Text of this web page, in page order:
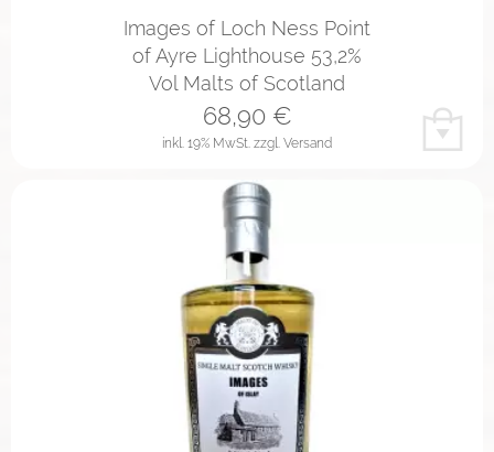
Images of Loch Ness Point
of Ayre Lighthouse 53,2%
Vol Malts of Scotland
inkl. 19% MwSt. zzgl. Versand
68,90€